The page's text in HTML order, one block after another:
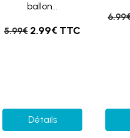
ballon...
5.99€ 2.99€ TTC
Détails